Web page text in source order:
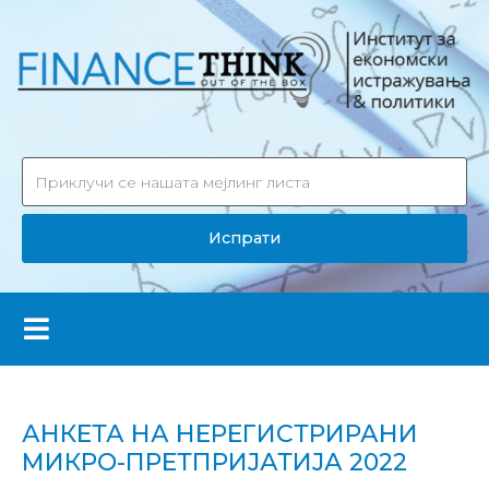
Испрати
АНКЕТА НА НЕРЕГИСТРИРАНИ
МИКРО-ПРЕТПРИЈАТИЈА 2022